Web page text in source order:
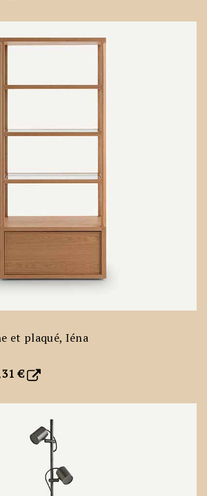
et plaqué, Iéna
€